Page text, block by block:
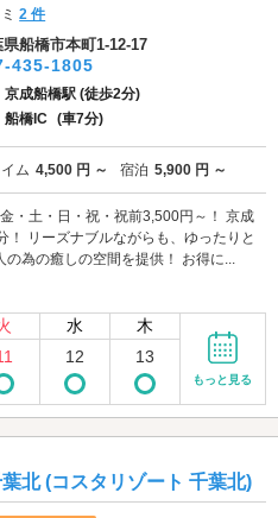
ミ2 件
県船橋市本町1-12-17
435-1805
京成船橋駅 (徒歩2分)
船橋IC (車7分)
ム 4,500 円 ～ 宿泊 5,900 円 ～
・土・日・祝・祝前3,500円～！ 京成
リーズナブルながらも、ゆったりと
為の癒しの空間を提供！ お得に...
水 木
12 13
もっと見る
北 (コスタリゾート 千葉北)